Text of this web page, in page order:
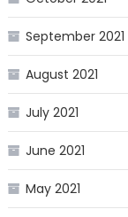
September 2021
August 2021
July 2021
June 2021
May 2021